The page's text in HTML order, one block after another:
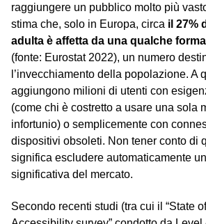
raggiungere un pubblico molto più
stima che, solo in Europa, circa il 27%
adulta è affetta da una qualche
(fonte: Eurostat 2022), un numero
l’invecchiamento della popolazione. A
aggiungono milioni di utenti con
(come chi è costretto a usare una sola
infortunio) o semplicemente con
dispositivi obsoleti. Non tener conto di
significa escludere automaticamente
significativa del mercato.
Secondo recenti studi (tra cui il “State